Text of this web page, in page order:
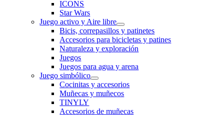
ICONS
Star Wars
Juego activo y Aire libre
Bicis, correpasillos y patinetes
Accesorios para bicicletas y patines
Naturaleza y exploración
Juegos
Juegos para agua y arena
Juego simbólico
Cocinitas y accesorios
Muñecas y muñecos
TINYLY
Accesorios de muñecas